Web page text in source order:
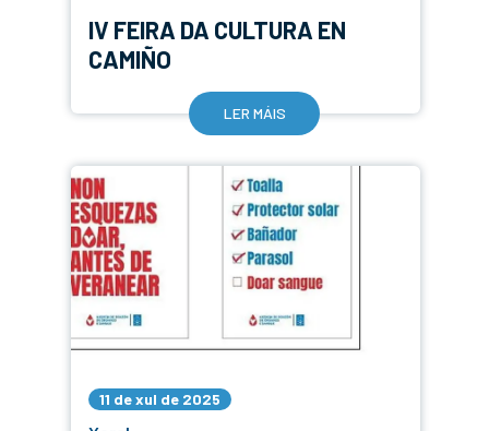
IV FEIRA DA CULTURA EN
CAMIÑO
LER MÁIS
11 de xul de 2025